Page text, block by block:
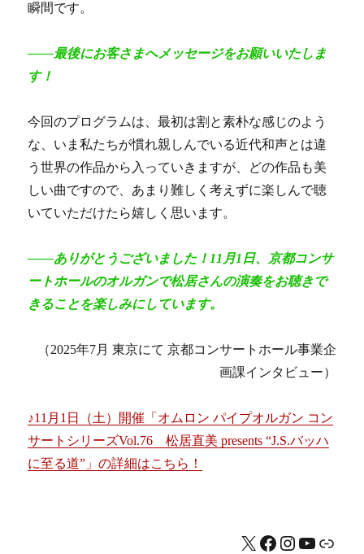
瞬間です。
――最後にお客さまへメッセージをお願いいたしま
す！
今回のプログラムは、最初は割と素朴な感じのよう
な、いま私たちが慣れ親しんでいる近代和声とは違
う世界の作品から入っていきますが、どの作品も美
しい曲ですので、あまり難しく考えずに楽しんで聴
いていただけたら嬉しく思います。
――ありがとうございました！11月1日、京都コンサ
ートホールのオルガンで松居さんの演奏をお聴きで
きることを楽しみにしています。
（2025年7月 東京にて 京都コンサートホール事業企
画課インタビュー）
♪11月1日（土）開催「オムロン パイプオルガン コン
サートシリーズVol.76 松居直美 presents “J.S.バッハ
に至る道”」の詳細はこちら！
X Facebook
Instagram
公式HP